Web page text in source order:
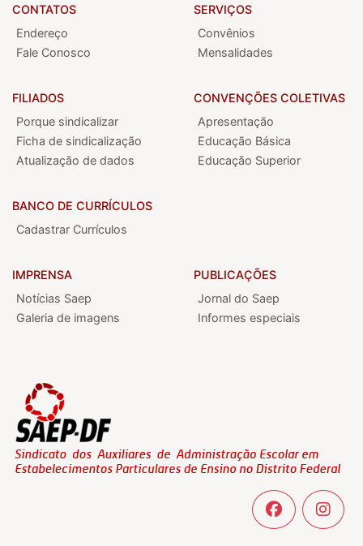
CONTATOS
Endereço
Fale Conosco
SERVIÇOS
Convênios
Mensalidades
FILIADOS
Porque sindicalizar
Ficha de sindicalização
Atualização de dados
BANCO DE CURRÍCULOS
Cadastrar Currículos
CONVENÇÕES COLETIVAS
Apresentação
Educação Básica
Educação Superior
IMPRENSA
Notícias Saep
Galeria de imagens
PUBLICAÇÕES
Jornal do Saep
Informes especiais